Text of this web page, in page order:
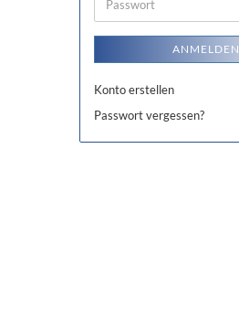
Passwort
ANMELDEN
Konto erstellen
Passwort vergessen?